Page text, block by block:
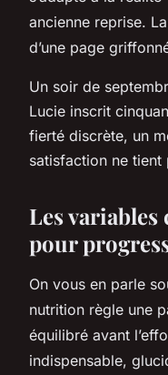
ancienne reprise.
d’une page
Un soir de
Lucie inscrit
fierté discrète, un
satisfaction ne
Les
pour
On vous en parle
nutrition règle une
équilibré avant
indispensable,